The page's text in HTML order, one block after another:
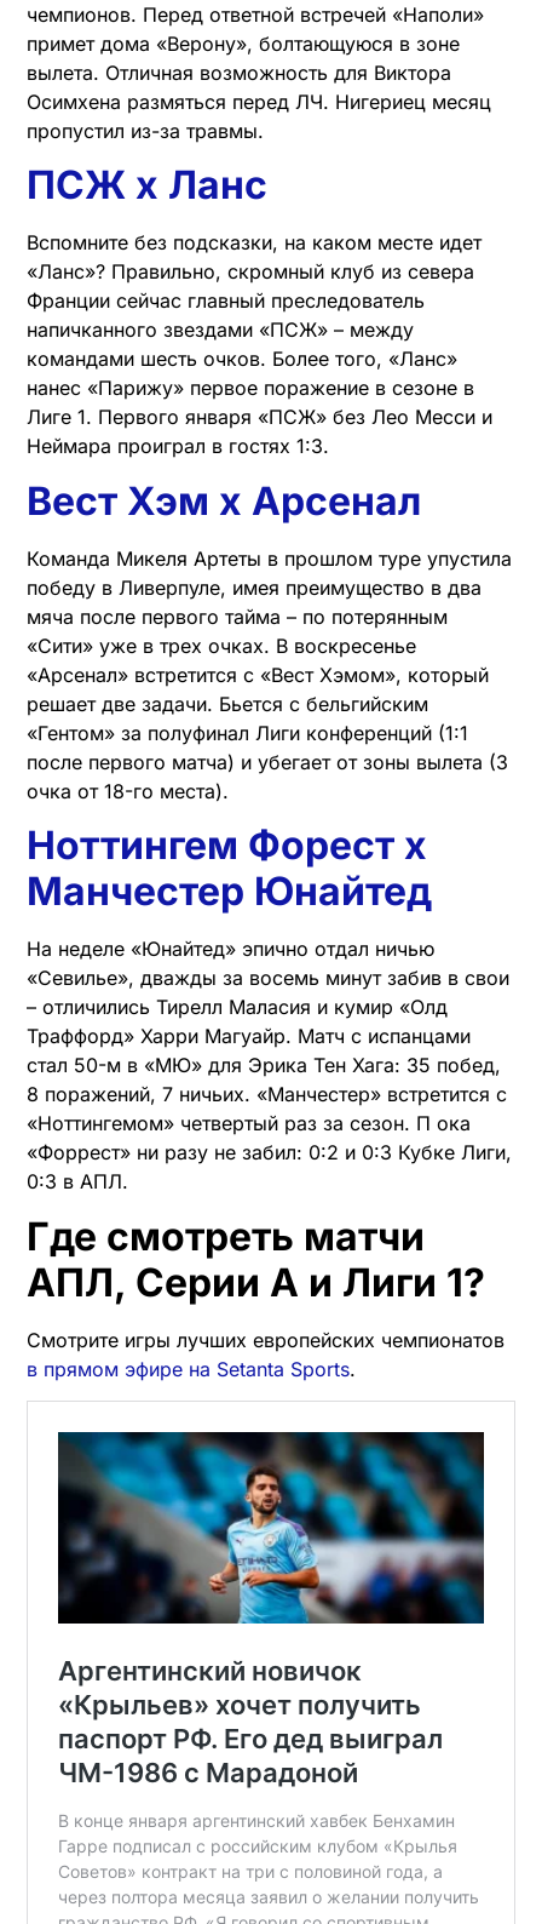
чемпионов. Перед ответной встречей «Наполи»
примет дома «Верону», болтающуюся в зоне
вылета. Отличная возможность для Виктора
Осимхена размяться перед ЛЧ. Нигериец месяц
пропустил из-за травмы.
ПСЖ х Ланс
Вспомните без подсказки, на каком месте идет
«Ланс»? Правильно, скромный клуб из севера
Франции сейчас главный преследователь
напичканного звездами «ПСЖ» – между
командами шесть очков. Более того, «Ланс»
нанес «Парижу» первое поражение в сезоне в
Лиге 1. Первого января «ПСЖ» без Лео Месси и
Неймара проиграл в гостях 1:3.
Вест Хэм х Арсенал
Команда Микеля Артеты в прошлом туре упустила
победу в Ливерпуле, имея преимущество в два
мяча после первого тайма – по потерянным
«Сити» уже в трех очках. В воскресенье
«Арсенал» встретится с «Вест Хэмом», который
решает две задачи. Бьется с бельгийским
«Гентом» за полуфинал Лиги конференций (1:1
после первого матча) и убегает от зоны вылета (3
очка от 18-го места).
Ноттингем Форест х
Манчестер Юнайтед
На неделе «Юнайтед» эпично отдал ничью
«Севилье», дважды за восемь минут забив в свои
– отличились Тирелл Маласия и кумир «Олд
Траффорд» Харри Магуайр. Матч с испанцами
стал 50-м в «МЮ» для Эрика Тен Хага: 35 побед,
8 поражений, 7 ничьих. «Манчестер» встретится с
«Ноттингемом» четвертый раз за сезон. П ока
«Форрест» ни разу не забил: 0:2 и 0:3 Кубке Лиги,
0:3 в АПЛ.
Где смотреть матчи
АПЛ, Серии А и Лиги 1?
Смотрите игры лучших европейских чемпионатов
в прямом эфире на Setanta Sports.